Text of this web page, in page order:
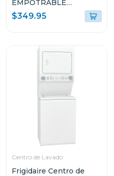
EMPOTRABLE
WHIRLPOOL DE 24"
ACERO INOXIDABLE
$349.95
Centro de Lavado
Frigidaire Centro de